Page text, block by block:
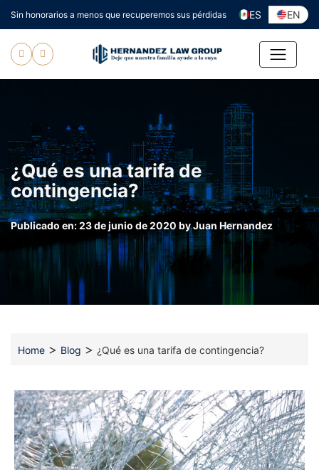
al
contenido
Sin honorarios a menos que recuperemos sus pérdidas ES EN
¿Qué es una tarifa de
contingencia?
Publicado en:23 de junio de 2020 byJuan Hernandez
Home > Blog > ¿Qué es una tarifa de contingencia?